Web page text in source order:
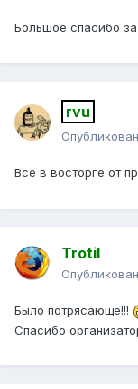
Большое спасибо
rvu
Все в восторге от
Trotil
Было потрясающе!!!
Спасибо